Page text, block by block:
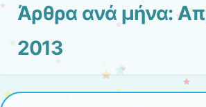
Άρθρα ανά μήνα:
2013